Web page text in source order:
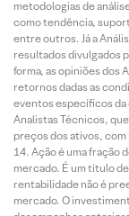
metodologias de
como tendência,
entre outros. Já a
resultados divulgados
forma, as opiniões dos
retornos dadas as
eventos específicos da
Analistas Técnicos,
preços dos ativos, com
Ação é uma fração
mercado. É um título
rentabilidade não é
mercado. O